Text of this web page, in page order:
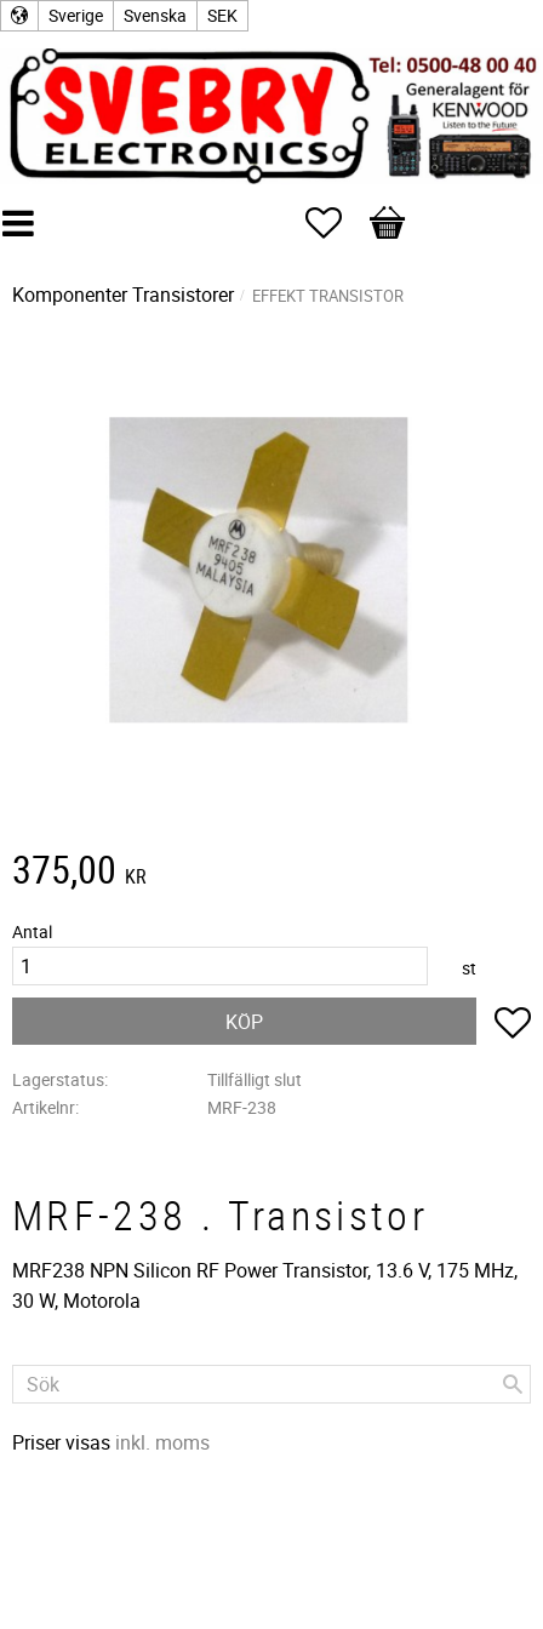
Sverige Svenska SEK
Favoriter
Kundvagn
KomponenterTransistorer EFFEKT TRANSISTOR
375,00 KR
Antal
st
KÖP
Lagerstatus
Tillfälligt slut
Artikelnr
MRF-238
MRF-238 . Transistor
MRF238 NPN Silicon RF Power Transistor, 13.6 V, 175 MHz,
30 W, Motorola
Priser visas inkl. moms